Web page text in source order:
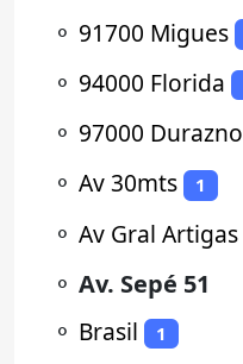
⚬ 91700 Migues
⚬ 94000 Florida
⚬ 97000 Durazno
⚬ Av 30mts 1
⚬ Av Gral Artigas
⚬ Av. Sepé 51
⚬ Brasil 1